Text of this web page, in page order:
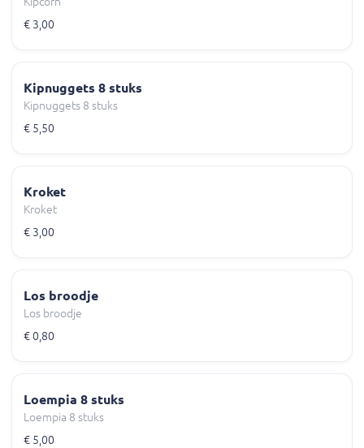
€ 3,00
Kipnuggets 8 stuks
Kipnuggets 8 stuks
€ 5,50
Kroket
Kroket
€ 3,00
Los broodje
Los broodje
€ 0,80
Loempia 8 stuks
Loempia 8 stuks
€ 5,00